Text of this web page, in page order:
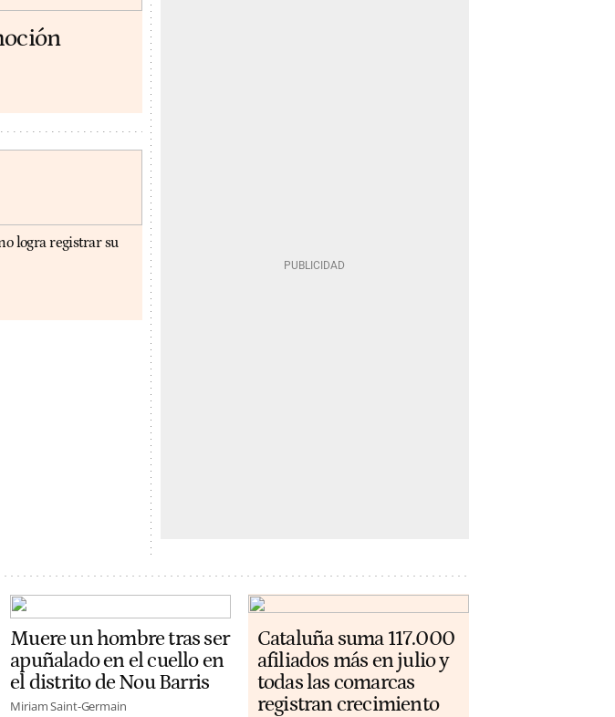
logra registrar su
Muere un hombre tras ser
apuñalado en el cuello en
el distrito de Nou Barris
Miriam Saint-Germain
Cataluña suma 117.000
afiliados más en julio y
todas las comarcas
registran crecimiento